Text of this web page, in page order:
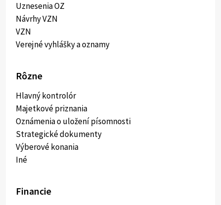
Uznesenia OZ
Návrhy VZN
VZN
Verejné vyhlášky a oznamy
Rôzne
Hlavný kontrolór
Majetkové priznania
Oznámenia o uložení písomnosti
Strategické dokumenty
Výberové konania
Iné
Financie